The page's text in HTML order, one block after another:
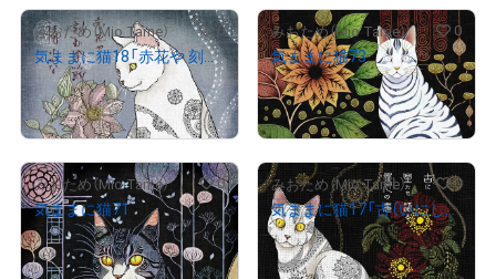
みおため（Mio Tame） 0
気ままに猫18「赤花や 刻む季節の 情けかな」
¥ 3,000
売出し（初回販売）
みおため（Mio Tame） 0
気ままに猫73
¥3,000
売出し（初回販売）
みおため（Mio Tame） 0
気ままに猫71
¥ 3,000
売出し（初回販売）
みおため（Mio Tame） 0
気ままに猫17「古（いにしえ）に 星たち語る 永久（とこしえ）の夢」
¥3,000
売出し（初回販売）